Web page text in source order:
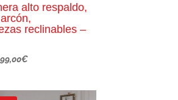
alto respaldo,
reclinables –
€El
actual